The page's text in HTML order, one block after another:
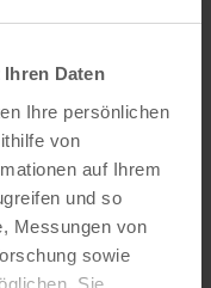
Daten
Ihre persönlichen
von
auf Ihrem
und so
Messungen von
sowie
Sie
Stadtplanwerk
mit vielen
des